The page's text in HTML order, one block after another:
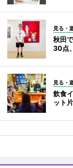
見る・
秋田
30点
見る・
飲食
ット